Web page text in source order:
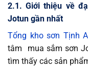
2.1. Giới thiệu về
Jotun gần nhất
Tổng kho sơn Tịnh
tâm mua sắm sơn
tìm thấy các sản